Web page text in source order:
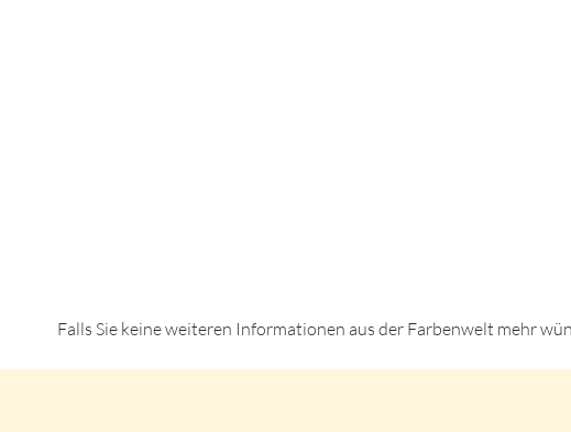
Falls Sie keine weiteren Informationen aus der Farbenwelt mehr